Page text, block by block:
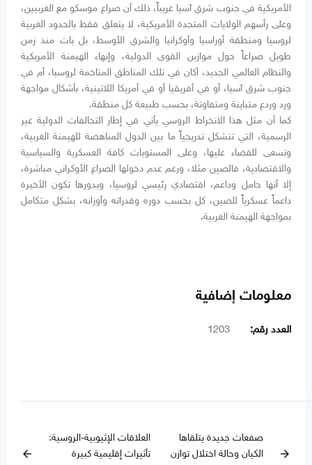
الأمريكية في جنوب شرق آسيا غريباً، ذلك أن صراع موسكو مع الغربيين،
وعلى رأسهم الولايات المتحدة الأمريكية، لا يتعلق فقط بالحدود الغربية
لروسيا ومنطقة أوراسيا وأوكرانيا والشرق الأوسط، بل بات منذ زمن
طويل صراعاً حول موازين القوى الدولية، وإنهاء الهيمنة الأمريكية
والنظام العالمي الجديد، أكان في تلك المناطق المتاخمة لروسيا، أم في
جنوب شرق آسيا، أو في أفريقيا أو في أمريكا اللاتينية، بأشكال مواجهة
ورد وردع متباينة ومتفاوتة، بحسب طبيعة كل منطقة.
كما أن مثل هذا الانخراط الروسي يأتي في إطار التحالفات الدولية غير
الرسمية، التي تتشكل تدريجياً ما بين الدول المناهضة للهيمنة الغربية،
وتسعى للقضاء عليها، وعلى المستويات كافة العسكرية والسياسية
والاقتصادية، فالصين مثلا، ورغم عدم دخولها الصراع الأوكراني مباشرة،
إلا أنها حامل وداعم، اقتصادي رئيسي لروسيا، وبدورها تكون الأخيرة
داعماً عسكرياً للصين، كل بحسب دوره وقدراته وأوزانه، بشكل متكامل
بمواجهة الهيمنة الغربية.
معلومات إضافية
العدد رقم: 1203
arrow_forward
صفعات جديدة يتلقاها
الكيان وحالة اختلال توازن
العلاقات الإثيوبية-الروسية:
تأثيرات إقليمية كبيرة
arrow_back